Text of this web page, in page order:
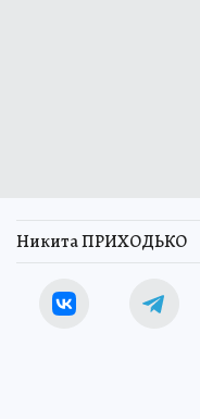
Никита ПРИХОДЬКО